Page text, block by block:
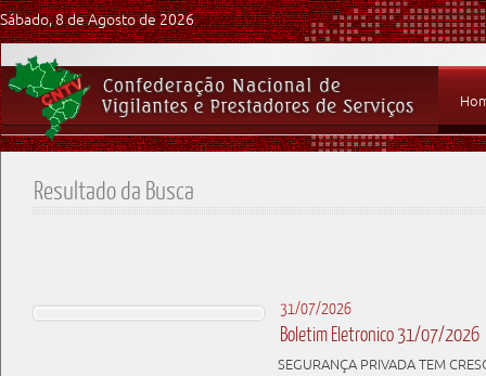
Sábado, 8 de Agosto de 2026
Resultado da Busca
31/07/2026
Boletim Eletronico 31/07/2026
SEGURANÇA PRIVADA TEM